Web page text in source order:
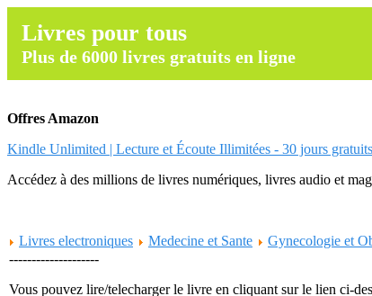
Livres pour tous
Plus de 6000 livres gratuits en ligne
Offres Amazon
Kindle Unlimited | Lecture et Écoute Illimitées - 30 jours
Accédez à des millions de livres numériques, livres audio et
Livres electroniques
Medecine et Sante
Gynecologie et
--------------------
Vous pouvez lire/telecharger le livre en cliquant sur le lien ci-